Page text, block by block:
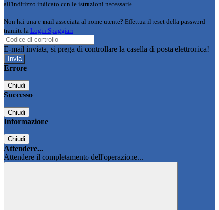
all'indirizzo indicato con le istruzioni necessarie.
Non hai una e-mail associata al nome utente? Effettua il reset della password
tramite la Login Spaggiari
E-mail inviata, si prega di controllare la casella di posta elettronica!
Errore
Chiudi
Successo
Chiudi
Informazione
Chiudi
Attendere...
Attendere il completamento dell'operazione...